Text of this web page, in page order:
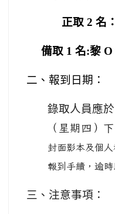
正取 2 名：
備取 1 名:黎 O
二、報到日期：
錄取人員應
（星期四）
封面影本及個
報到手續，逾時
三、注意事項：